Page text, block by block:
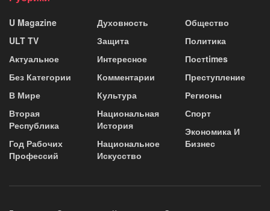
U Magazine
ULT TV
Актуальное
Без Категории
В Мире
Вторая
Республика
Год Рабочих
Профессий
Духовность
Защита
Интересное
Комментарии
Культура
Национальная
История
Национальное
Искусство
Общество
Политика
Постtimes
Преступление
Регионы
Спорт
Экономика И
Бизнес